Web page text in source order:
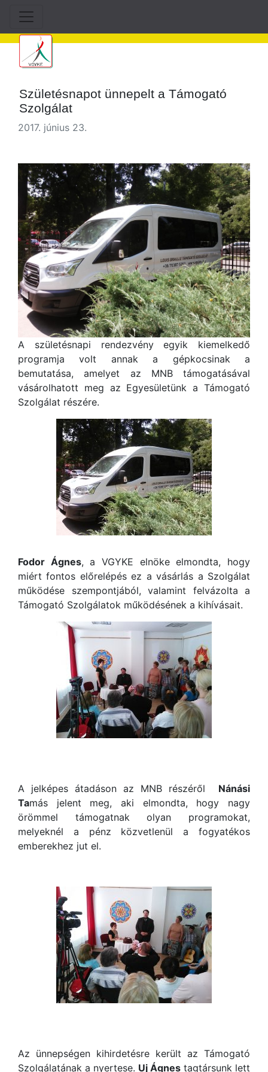
Születésnapot ünnepelt a Támogató
Szolgálat
2017. június 23.
A születésnapi rendezvény egyik kiemelkedő
programja volt annak a gépkocsinak a
bemutatása, amelyet az MNB támogatásával
vásárolhatott meg az Egyesületünk a Támogató
Szolgálat részére.
Fodor Ágnes, a VGYKE elnöke elmondta, hogy
miért fontos előrelépés ez a vásárlás a Szolgálat
működése szempontjából, valamint felvázolta a
Támogató Szolgálatok működésének a kihívásait.
A jelképes átadáson az MNB részéről Nánási
Tamás jelent meg, aki elmondta, hogy nagy
örömmel támogatnak olyan programokat,
melyeknél a pénz közvetlenül a fogyatékos
emberekhez jut el.
Az ünnepségen kihirdetésre került az Támogató
Szolgálatának a nyertese. Uj Ágnes tagtársunk lett